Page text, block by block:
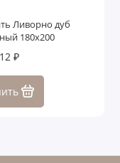
Ливорно дуб
180x200
₽